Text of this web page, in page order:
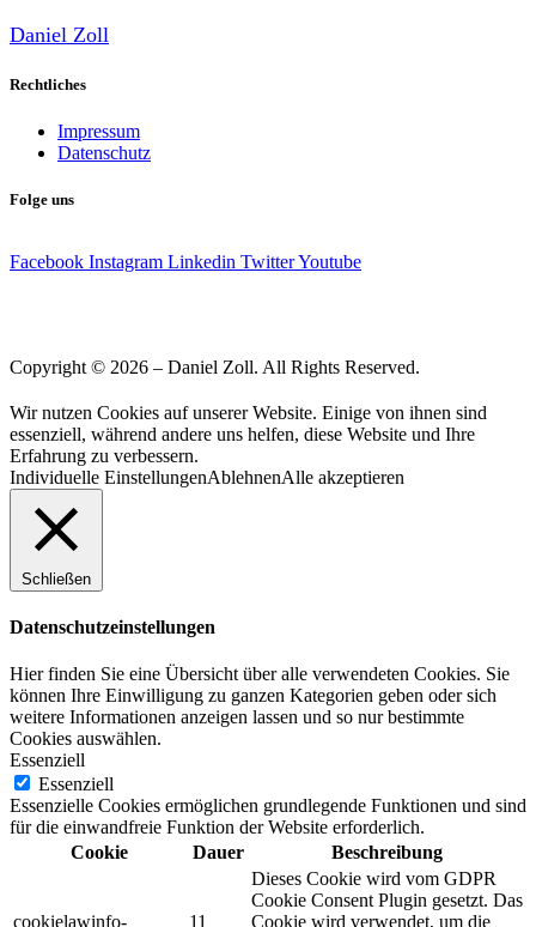
Daniel Zoll
Rechtliches
Impressum
Datenschutz
Folge uns
Facebook Instagram Linkedin TwitterYoutube
Copyright © 2026 – Daniel Zoll. All Rights Reserved.
Wir nutzen Cookies auf unserer Website. Einige von ihnen sind
essenziell, während andere uns helfen, diese Website und Ihre
Erfahrung zu verbessern.
Individuelle EinstellungenAblehnenAlle akzeptieren
Schließen
Datenschutzeinstellungen
Hier finden Sie eine Übersicht über alle verwendeten Cookies. Sie
können Ihre Einwilligung zu ganzen Kategorien geben oder sich
weitere Informationen anzeigen lassen und so nur bestimmte
Cookies auswählen.
Essenziell
Essenziell
Essenzielle Cookies ermöglichen grundlegende Funktionen und sind
für die einwandfreie Funktion der Website erforderlich.
Cookie
Dauer Beschreibung
cookielawinfo- 11
Dieses Cookie wird vom GDPR
Cookie Consent Plugin gesetzt. Das
Cookie wird verwendet, um die